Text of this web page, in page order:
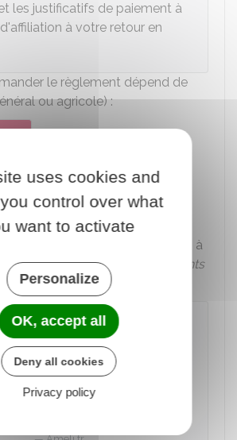
les justificatifs de paiement à
à votre retour en
le règlement dépend de
ou agricole) :
compte Ameli, vous pouvez
de ces soins en
rendre sur votre compte Ameli à
démarchespuisRemboursements
.
rembourser des soins
l'étranger depuis le compte
au service en ligne
uses cookies and
control over what
want to activate
Personalize
OK, accept all
Deny all cookies
Privacy policy